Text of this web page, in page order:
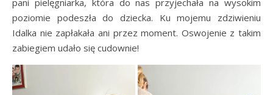
pani pielęgniarka, która do nas przyjechała na wysokim
poziomie podeszła do dziecka. Ku mojemu zdziwieniu
Idalka nie zapłakała ani przez moment. Oswojenie z takim
zabiegiem udało się cudownie!